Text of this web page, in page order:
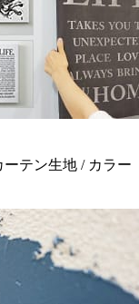
テン生地 / カラー